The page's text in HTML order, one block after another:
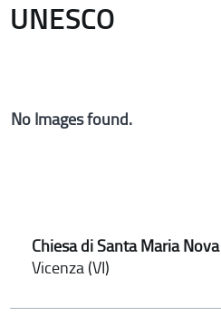
UNESCO
No Images found.
Chiesa di Santa Maria Nova
Vicenza (VI)